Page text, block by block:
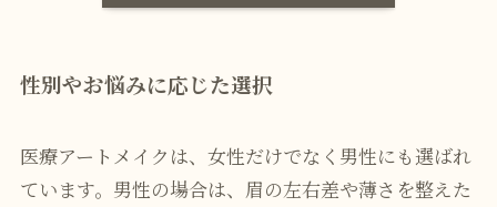
性別やお悩みに応じた選択
医療アートメイクは、女性だけでなく男性にも選ばれ
ています。男性の場合は、眉の左右差や薄さを整えた